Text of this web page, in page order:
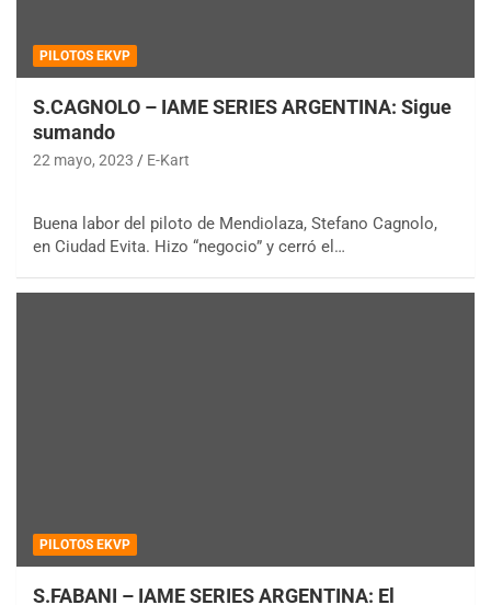
PILOTOS EKVP
S.CAGNOLO – IAME SERIES ARGENTINA: Sigue
sumando
22 mayo, 2023 E-Kart
Buena labor del piloto de Mendiolaza, Stefano Cagnolo,
en Ciudad Evita. Hizo “negocio” y cerró el…
PILOTOS EKVP
S.FABANI – IAME SERIES ARGENTINA: El